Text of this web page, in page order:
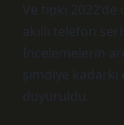
Ve tıpkı
akıllı telefon
İncelemelerin
şimdiye kadarki
duyuruldu.